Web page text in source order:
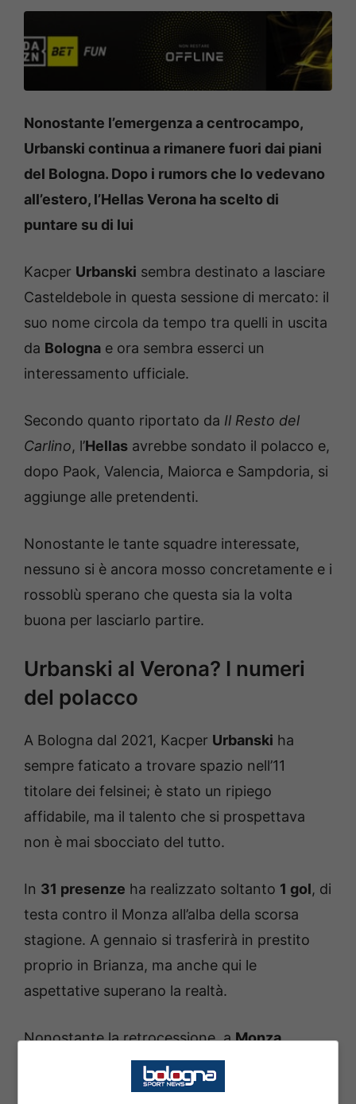
Nonostante l’emergenza a centrocampo,
Urbanski continua a rimanere fuori dai piani
del Bologna. Dopo i rumors che lo vedevano
all’estero, l’Hellas Verona ha scelto di
puntare su di lui
Kacper Urbanski sembra destinato a lasciare
Casteldebole in questa sessione di mercato: il
suo nome circola da tempo tra quelli in uscita
da Bologna e ora sembra esserci un
interessamento ufficiale.
Secondo quanto riportato da Il Resto del
Carlino, l’Hellas avrebbe sondato il polacco e,
dopo Paok, Valencia, Maiorca e Sampdoria, si
aggiunge alle pretendenti.
Nonostante le tante squadre interessate,
nessuno si è ancora mosso concretamente e i
rossoblù sperano che questa sia la volta
buona per lasciarlo partire.
Urbanski al Verona? I numeri
del polacco
A Bologna dal 2021, Kacper Urbanski ha
sempre faticato a trovare spazio nell’11
titolare dei felsinei; è stato un ripiego
affidabile, ma il talento che si prospettava
non è mai sbocciato del tutto.
In 31 presenze ha realizzato soltanto 1 gol, di
testa contro il Monza all’alba della scorsa
stagione. A gennaio si trasferirà in prestito
proprio in Brianza, ma anche qui le
aspettative superano la realtà.
Nonostante la retrocessione, aMonza
Urbanski fatica e trova poco spazio nelle
gerarchie di Nesta. Oggi il polacco spera di